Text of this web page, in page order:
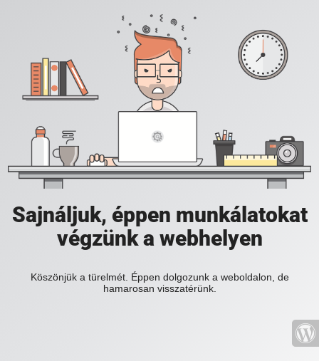
Sajnáljuk, éppen munkálatokat
végzünk a webhelyen
Köszönjük a türelmét. Éppen dolgozunk a weboldalon, de
hamarosan visszatérünk.